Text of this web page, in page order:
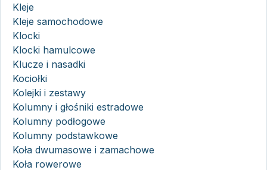
Kleje
Kleje samochodowe
Klocki
Klocki hamulcowe
Klucze i nasadki
Kociołki
Kolejki i zestawy
Kolumny i głośniki estradowe
Kolumny podłogowe
Kolumny podstawkowe
Koła dwumasowe i zamachowe
Koła rowerowe